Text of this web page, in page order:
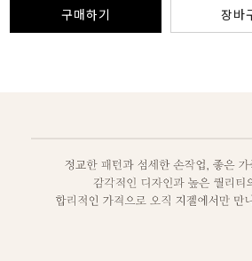
구매하기 장바